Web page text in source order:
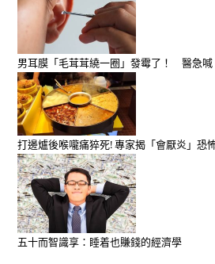
男耳膜「毛茸茸繞一圈」發霉了！ 醫急喊
打邊爐後喉嚨痛猝死! 專家揭「會厭炎」恐
五十而智識享：睡着也賺錢的經濟學